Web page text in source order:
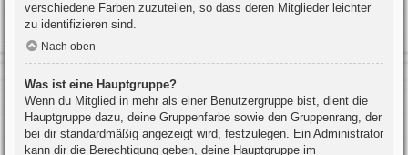
verschiedene Farben zuzuteilen, so dass deren Mitglieder leichter
zu identifizieren sind.
Nach oben
Was ist eine Hauptgruppe?
Wenn du Mitglied in mehr als einer Benutzergruppe bist, dient die
Hauptgruppe dazu, deine Gruppenfarbe sowie den Gruppenrang, der
bei dir standardmäßig angezeigt wird, festzulegen. Ein Administrator
kann dir die Berechtigung geben, deine Hauptgruppe im